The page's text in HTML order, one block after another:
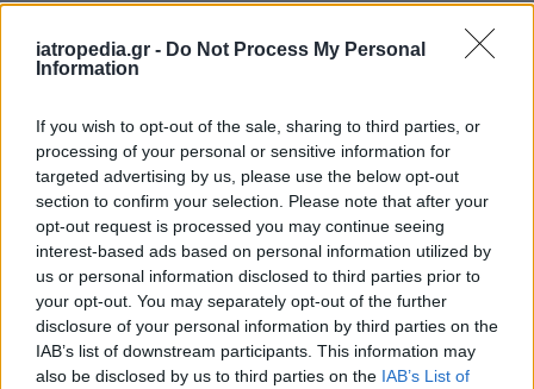
iatropedia.gr - Do Not Process My Personal
Information
If you wish to opt-out of the sale, sharing to third parties, or
processing of your personal or sensitive information for
targeted advertising by us, please use the below opt-out
section to confirm your selection. Please note that after your
opt-out request is processed you may continue seeing
interest-based ads based on personal information utilized by
us or personal information disclosed to third parties prior to
your opt-out. You may separately opt-out of the further
disclosure of your personal information by third parties on the
IAB’s list of downstream participants. This information may
also be disclosed by us to third parties on the IAB’s List of